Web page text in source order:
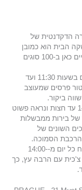
הדקדנטית של
הבית הוא כמובן
(שהעניק למקום את שמו) וקיים כאן ב-100 סוגים
– המקום פתוח כל יום בשעות 11:30 ועד
פרסים שמעוצב
ביקור.
– המקום פתוח כל יום מ-14:00 עד חצות ונראה פשוט
בירות ממבשלות
השונים של
הרכבת הסמוכה.
– המקום פתוח כל יום מ-14:00-
צ'כית עם הרבה עץ, כך